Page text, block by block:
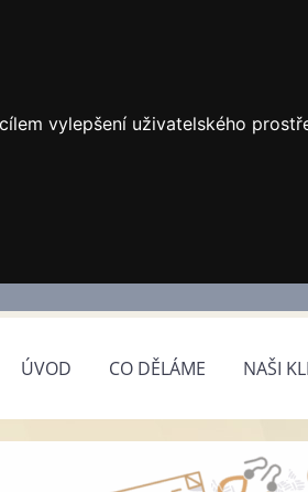
vylepšení uživatelského
ÚVOD CO DĚLÁME NAŠI